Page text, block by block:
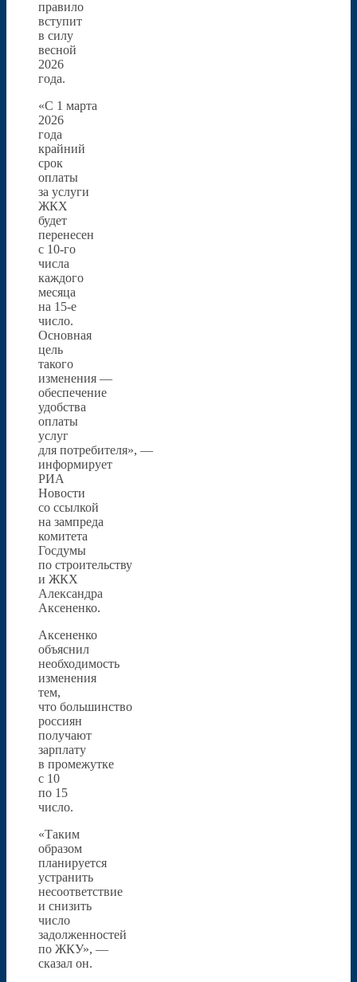
правило
вступит
в силу
весной
2026
года.
«С 1 марта
2026
года
крайний
срок
оплаты
за услуги
ЖКХ
будет
перенесен
с 10-го
числа
каждого
месяца
на 15-е
число.
Основная
цель
такого
изменения —
обеспечение
удобства
оплаты
услуг
для потребителя», —
информирует
РИА
Новости
со ссылкой
на зампреда
комитета
Госдумы
по строительству
и ЖКХ
Александра
Аксененко.
Аксененко
объяснил
необходимость
изменения
тем,
что большинство
россиян
получают
зарплату
в промежутке
с 10
по 15
число.
«Таким
образом
планируется
устранить
несоответствие
и снизить
число
задолженностей
по ЖКУ», —
сказал он.